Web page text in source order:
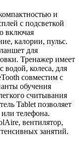
и
с подсветкой
включая
калории, пульс.
для
Тренажер имеет
водой, колеса, для
совместим с
обучения
считывания
Tablet позволяет
телефона.
вентилятор,
занятий.